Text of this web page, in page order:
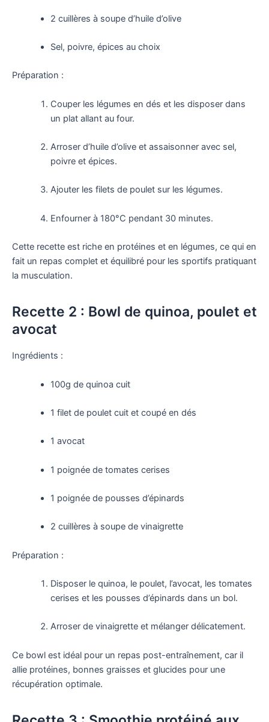
2 cuillères à soupe d’huile d’olive
Sel, poivre, épices au choix
Préparation :
Couper les légumes en dés et les disposer dans
un plat allant au four.
Arroser d’huile d’olive et assaisonner avec sel,
poivre et épices.
Ajouter les filets de poulet sur les légumes.
Enfourner à 180°C pendant 30 minutes.
Cette recette est riche en protéines et en légumes, ce qui en
fait un repas complet et équilibré pour les sportifs pratiquant
la musculation.
Recette 2 : Bowl de quinoa, poulet et
avocat
Ingrédients :
100g de quinoa cuit
1 filet de poulet cuit et coupé en dés
1 avocat
1 poignée de tomates cerises
1 poignée de pousses d’épinards
2 cuillères à soupe de vinaigrette
Préparation :
Disposer le quinoa, le poulet, l’avocat, les tomates
cerises et les pousses d’épinards dans un bol.
Arroser de vinaigrette et mélanger délicatement.
Ce bowl est idéal pour un repas post-entraînement, car il
allie protéines, bonnes graisses et glucides pour une
récupération optimale.